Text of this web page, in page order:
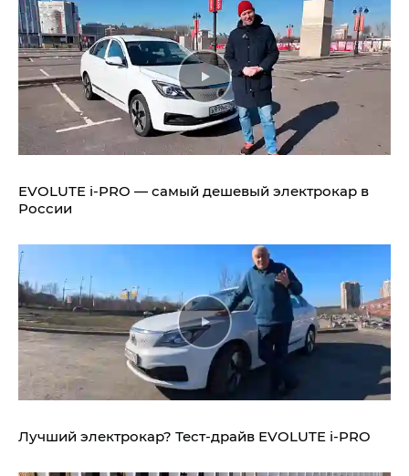
EVOLUTE i‑PRO — самый дешевый электрокар в
России
Лучший электрокар? Тест-драйв EVOLUTE i‑PRO